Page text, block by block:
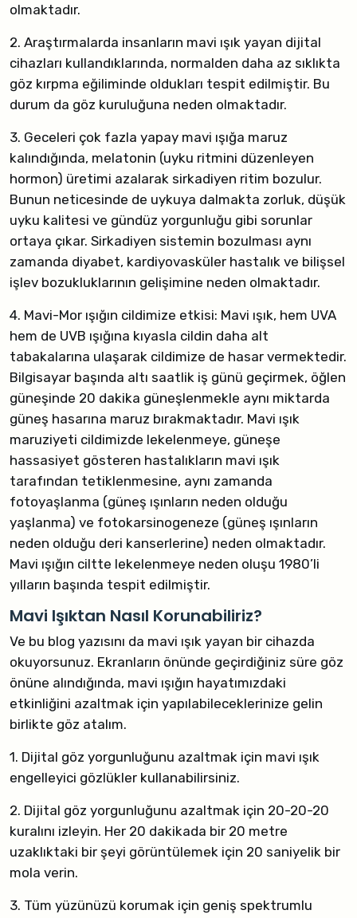
olmaktadır.
2. Araştırmalarda insanların mavi ışık yayan dijital
cihazları kullandıklarında, normalden daha az sıklıkta
göz kırpma eğiliminde oldukları tespit edilmiştir. Bu
durum da göz kuruluğuna neden olmaktadır.
3. Geceleri çok fazla yapay mavi ışığa maruz
kalındığında, melatonin (uyku ritmini düzenleyen
hormon) üretimi azalarak sirkadiyen ritim bozulur.
Bunun neticesinde de uykuya dalmakta zorluk, düşük
uyku kalitesi ve gündüz yorgunluğu gibi sorunlar
ortaya çıkar. Sirkadiyen sistemin bozulması aynı
zamanda diyabet, kardiyovasküler hastalık ve bilişsel
işlev bozukluklarının gelişimine neden olmaktadır.
4. Mavi-Mor ışığın cildimize etkisi: Mavi ışık, hem UVA
hem de UVB ışığına kıyasla cildin daha alt
tabakalarına ulaşarak cildimize de hasar vermektedir.
Bilgisayar başında altı saatlik iş günü geçirmek, öğlen
güneşinde 20 dakika güneşlenmekle aynı miktarda
güneş hasarına maruz bırakmaktadır. Mavi ışık
maruziyeti cildimizde lekelenmeye, güneşe
hassasiyet gösteren hastalıkların mavi ışık
tarafından tetiklenmesine, aynı zamanda
fotoyaşlanma (güneş ışınların neden olduğu
yaşlanma) ve fotokarsinogeneze (güneş ışınların
neden olduğu deri kanserlerine) neden olmaktadır.
Mavi ışığın ciltte lekelenmeye neden oluşu 1980’li
yılların başında tespit edilmiştir.
Mavi Işıktan Nasıl Korunabiliriz?
Ve bu blog yazısını da mavi ışık yayan bir cihazda
okuyorsunuz. Ekranların önünde geçirdiğiniz süre göz
önüne alındığında, mavi ışığın hayatımızdaki
etkinliğini azaltmak için yapılabileceklerinize gelin
birlikte göz atalım.
1. Dijital göz yorgunluğunu azaltmak için mavi ışık
engelleyici gözlükler kullanabilirsiniz.
2. Dijital göz yorgunluğunu azaltmak için 20-20-20
kuralını izleyin. Her 20 dakikada bir 20 metre
uzaklıktaki bir şeyi görüntülemek için 20 saniyelik bir
mola verin.
3. Tüm yüzünüzü korumak için geniş spektrumlu